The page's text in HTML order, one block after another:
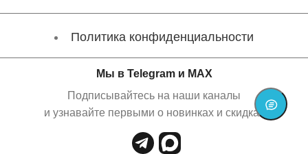
Политика конфиденциальности
Мы в Telegram и MAX
Подписывайтесь на наши каналы
и узнавайте первыми о новинках и скидках